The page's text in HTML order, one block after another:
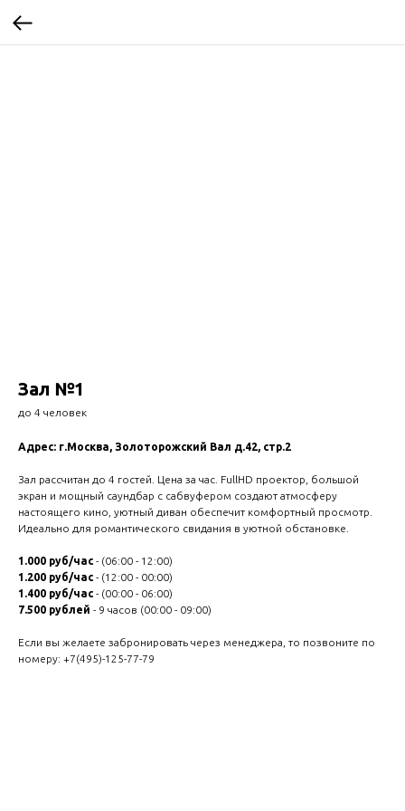
Зал №1
до 4 человек
Адрес: г.Москва, Золоторожский Вал д.42, стр.2
Зал рассчитан до 4 гостей. Цена за час. FullHD проектор, большой
экран и мощный саундбар с сабвуфером создают атмосферу
настоящего кино, уютный диван обеспечит комфортный просмотр.
Идеально для романтического свидания в уютной обстановке.
1.000 руб/час - (06:00 - 12:00)
1.200 руб/час - (12:00 - 00:00)
1.400 руб/час - (00:00 - 06:00)
7.500 рублей - 9 часов (00:00 - 09:00)
Если вы желаете забронировать через менеджера, то позвоните по
номеру: +7(495)-125-77-79